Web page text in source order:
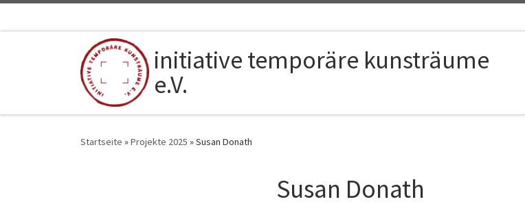
initiative temporäre kunsträume
e.V.
Startseite »Projekte 2025 »Susan Donath
Susan Donath